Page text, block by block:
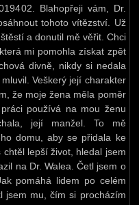
Blahopřeji vám, Dr.
tohoto vítězství. Už
a donutil mě věřit. Chci
mi pomohla získat zpět
divně, nikdy si nedala
Veškerý její charakter
že moje žena měla poměr
používá na mou ženu
její manžel. To mě
domu, aby se přidala ke
lepší život, hledal jsem
na Dr. Walea. Četl jsem o
pomáhá lidem po celém
jsem mu, čím si procházím